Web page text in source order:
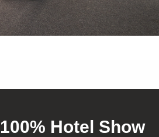
100% Hotel Show